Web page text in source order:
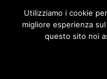
© 2018 Mille e un
/a - C/
C.F. BBC RNN
Utilizziamo i cookie
migliore esperienza
questo sito noi